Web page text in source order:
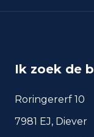
Ik zoek de
Roringererf 10
7981 EJ, Diever